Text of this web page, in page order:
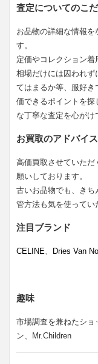
査定についてのこ
お品物の詳細な情報を
す。
定価やコレクション
相場だけには囚われず
てはまるか等、服好
価できるポイントを探
な丁寧な査定を心がけ
お買取のアドバイス
高価買取させていた
願いしております。
古いお品物でも、き
管方法も気を使ってい
注目ブランド
CELINE、 Dries Van
趣味
市場調査を兼ねたショ
ン、Mr.Children